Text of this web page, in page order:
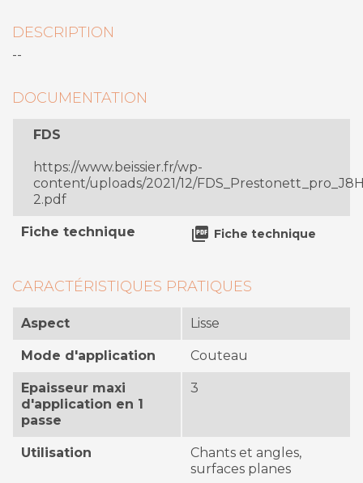
DESCRIPTION
--
DOCUMENTATION
FDS
https://www.beissier.fr/wp-
content/uploads/2021/12/
2.pdf
Fiche technique  Fiche technique
CARACTÉRISTIQUES PRATIQUES
Aspect Lisse
Mode d'application Couteau
Epaisseur maxi
d'application en 1
passe
3
Utilisation
Chants et angles,
surfaces planes